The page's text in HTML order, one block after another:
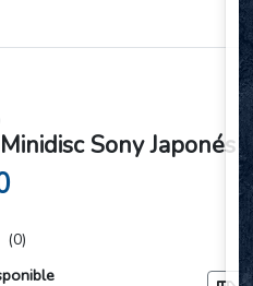
Sony Japonés
(0)